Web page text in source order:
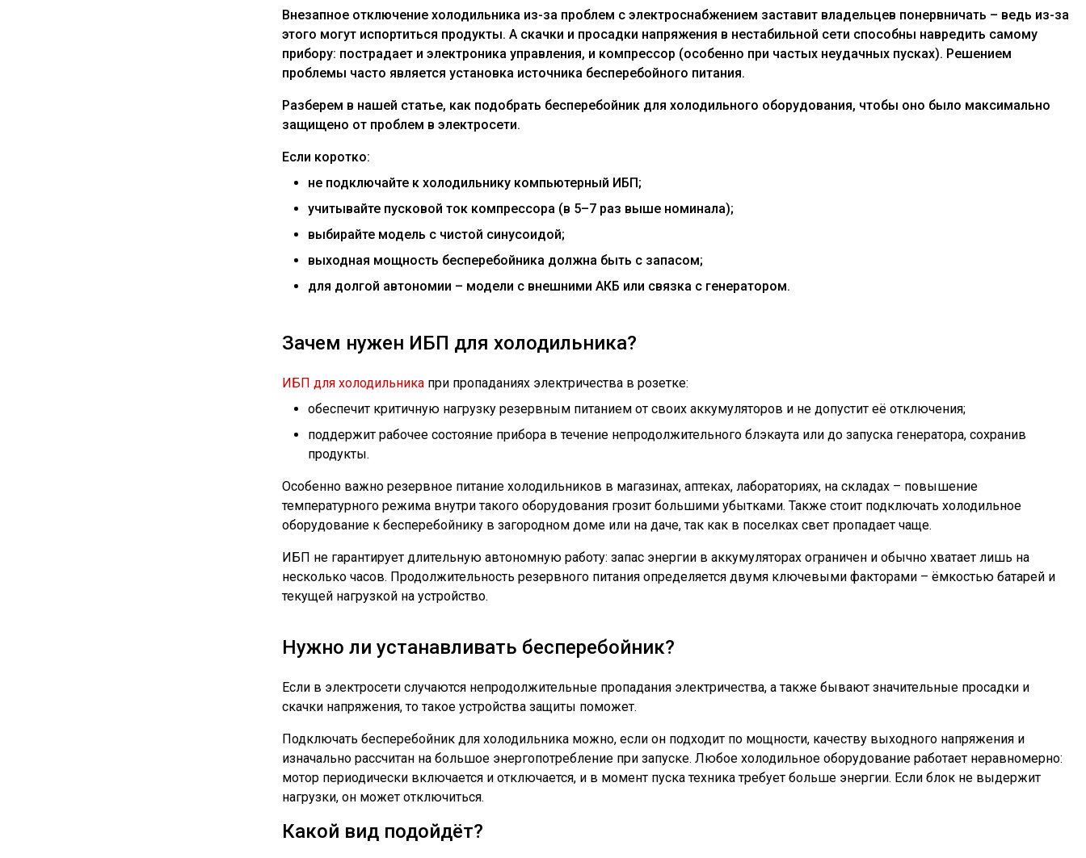
Внезапное отключение холодильника из-за проблем с электроснабжением заставит владельцев понервничать – ведь из-за
этого могут испортиться продукты. А скачки и просадки напряжения в нестабильной сети способны навредить самому
прибору: пострадает и электроника управления, и компрессор (особенно при частых неудачных пусках). Решением
проблемы часто является установка источника бесперебойного питания.
Разберем в нашей статье, как подобрать бесперебойник для холодильного оборудования, чтобы оно было максимально
защищено от проблем в электросети.
Если коротко:
не подключайте к холодильнику компьютерный ИБП;
учитывайте пусковой ток компрессора (в 5–7 раз выше номинала);
выбирайте модель с чистой синусоидой;
выходная мощность бесперебойника должна быть с запасом;
для долгой автономии – модели с внешними АКБ или связка с генератором.
Зачем нужен ИБП для холодильника?
ИБП для холодильника при пропаданиях электричества в розетке:
обеспечит критичную нагрузку резервным питанием от своих аккумуляторов и не допустит её отключения;
поддержит рабочее состояние прибора в течение непродолжительного блэкаута или до запуска генератора, сохранив
продукты.
Особенно важно резервное питание холодильников в магазинах, аптеках, лабораториях, на складах – повышение
температурного режима внутри такого оборудования грозит большими убытками. Также стоит подключать холодильное
оборудование к бесперебойнику в загородном доме или на даче, так как в поселках свет пропадает чаще.
ИБП не гарантирует длительную автономную работу: запас энергии в аккумуляторах ограничен и обычно хватает лишь на
несколько часов. Продолжительность резервного питания определяется двумя ключевыми факторами – ёмкостью батарей и
текущей нагрузкой на устройство.
Нужно ли устанавливать бесперебойник?
Если в электросети случаются непродолжительные пропадания электричества, а также бывают значительные просадки и
скачки напряжения, то такое устройства защиты поможет.
Подключать бесперебойник для холодильника можно, если он подходит по мощности, качеству выходного напряжения и
изначально рассчитан на большое энергопотребление при запуске. Любое холодильное оборудование работает неравномерно:
мотор периодически включается и отключается, и в момент пуска техника требует больше энергии. Если блок не выдержит
нагрузки, он может отключиться.
Какой вид подойдёт?